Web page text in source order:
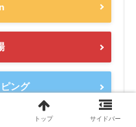
ング
トップ サイドバー